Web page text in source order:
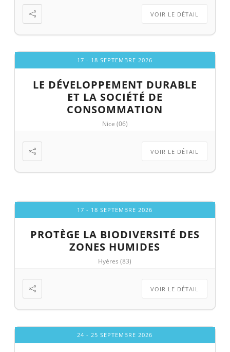
VOIR LE DÉTAIL
17 - 18 SEPTEMBRE 2026
LE DÉVELOPPEMENT DURABLE
ET LA SOCIÉTÉ DE
CONSOMMATION
Nice (06)
VOIR LE DÉTAIL
17 - 18 SEPTEMBRE 2026
PROTÈGE LA BIODIVERSITÉ DES
ZONES HUMIDES
Hyères (83)
VOIR LE DÉTAIL
24 - 25 SEPTEMBRE 2026